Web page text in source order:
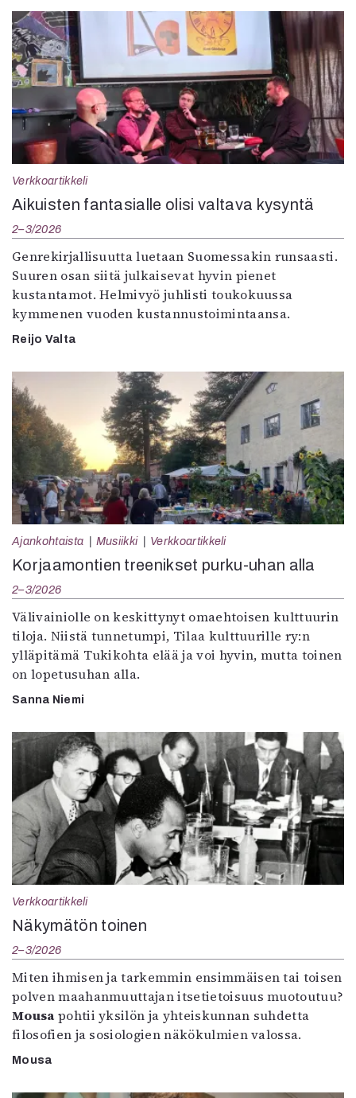
Verkkoartikkeli
Aikuisten fantasialle olisi valtava kysyntä
2–3/2026
Genrekirjallisuutta luetaan Suomessakin runsaasti.
Suuren osan siitä julkaisevat hyvin pienet
kustantamot. Helmivyö juhlisti toukokuussa
kymmenen vuoden kustannustoimintaansa.
Reijo Valta
Ajankohtaista Musiikki Verkkoartikkeli
Korjaamontien treenikset purku-uhan alla
2–3/2026
Välivainiolle on keskittynyt omaehtoisen kulttuurin
tiloja. Niistä tunnetumpi, Tilaa kulttuurille ry:n
ylläpitämä Tukikohta elää ja voi hyvin, mutta toinen
on lopetusuhan alla.
Sanna Niemi
Verkkoartikkeli
Näkymätön toinen
2–3/2026
Miten ihmisen ja tarkemmin ensimmäisen tai toisen
polven maahanmuuttajan itsetietoisuus muotoutuu?
Mousa pohtii yksilön ja yhteiskunnan suhdetta
filosofien ja sosiologien näkökulmien valossa.
Mousa